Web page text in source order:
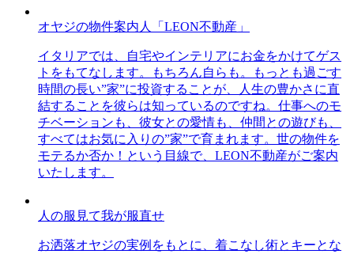
オヤジの物件案内人「LEON不動産」
イタリアでは、自宅やインテリアにお金をかけてゲス
トをもてなします。もちろん自らも。もっとも過ごす
時間の長い”家”に投資することが、人生の豊かさに直
結することを彼らは知っているのですね。仕事へのモ
チベーションも、彼女との愛情も、仲間との遊びも、
すべてはお気に入りの”家”で育まれます。世の物件を
モテるか否か！という目線で、LEON不動産がご案内
いたします。
人の服見て我が服直せ
お洒落オヤジの実例をもとに、着こなし術とキーとな